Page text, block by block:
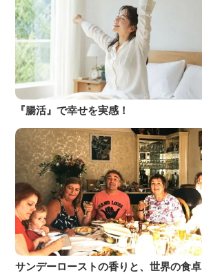
『腸活』で幸せを実感！
サンデーローストの香りと、世界の食卓